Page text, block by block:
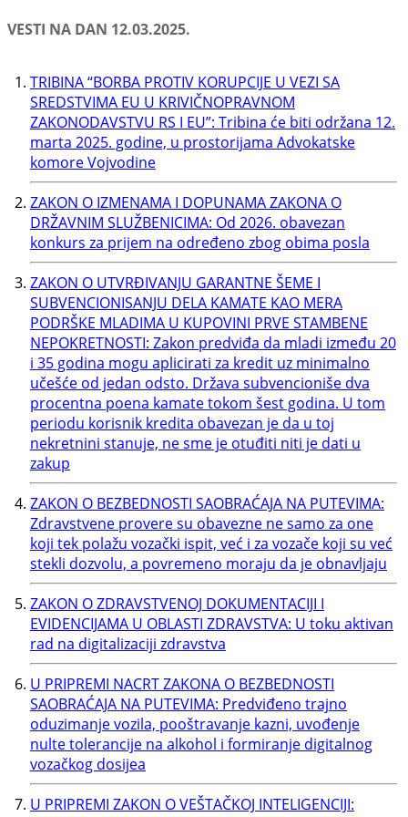
VESTI NA DAN 12.03.2025.
TRIBINA “BORBA PROTIV KORUPCIJE U VEZI SA
SREDSTVIMA EU U KRIVIČNOPRAVNOM
ZAKONODAVSTVU RS I EU”: Tribina će biti održana 12.
marta 2025. godine, u prostorijama Advokatske
komore Vojvodine
ZAKON O IZMENAMA I DOPUNAMA ZAKONA O
DRŽAVNIM SLUŽBENICIMA: Od 2026. obavezan
konkurs za prijem na određeno zbog obima posla
ZAKON O UTVRĐIVANJU GARANTNE ŠEME I
SUBVENCIONISANJU DELA KAMATE KAO MERA
PODRŠKE MLADIMA U KUPOVINI PRVE STAMBENE
NEPOKRETNOSTI: Zakon predviđa da mladi između 20
i 35 godina mogu aplicirati za kredit uz minimalno
učešće od jedan odsto. Država subvencioniše dva
procentna poena kamate tokom šest godina. U tom
periodu korisnik kredita obavezan je da u toj
nekretnini stanuje, ne sme je otuđiti niti je dati u
zakup
ZAKON O BEZBEDNOSTI SAOBRAĆAJA NA PUTEVIMA:
Zdravstvene provere su obavezne ne samo za one
koji tek polažu vozački ispit, već i za vozače koji su već
stekli dozvolu, a povremeno moraju da je obnavljaju
ZAKON O ZDRAVSTVENOJ DOKUMENTACIJI I
EVIDENCIJAMA U OBLASTI ZDRAVSTVA: U toku aktivan
rad na digitalizaciji zdravstva
U PRIPREMI NACRT ZAKONA O BEZBEDNOSTI
SAOBRAĆAJA NA PUTEVIMA: Predviđeno trajno
oduzimanje vozila, pooštravanje kazni, uvođenje
nulte tolerancije na alkohol i formiranje digitalnog
vozačkog dosijea
U PRIPREMI ZAKON O VEŠTAČKOJ INTELIGENCIJI: